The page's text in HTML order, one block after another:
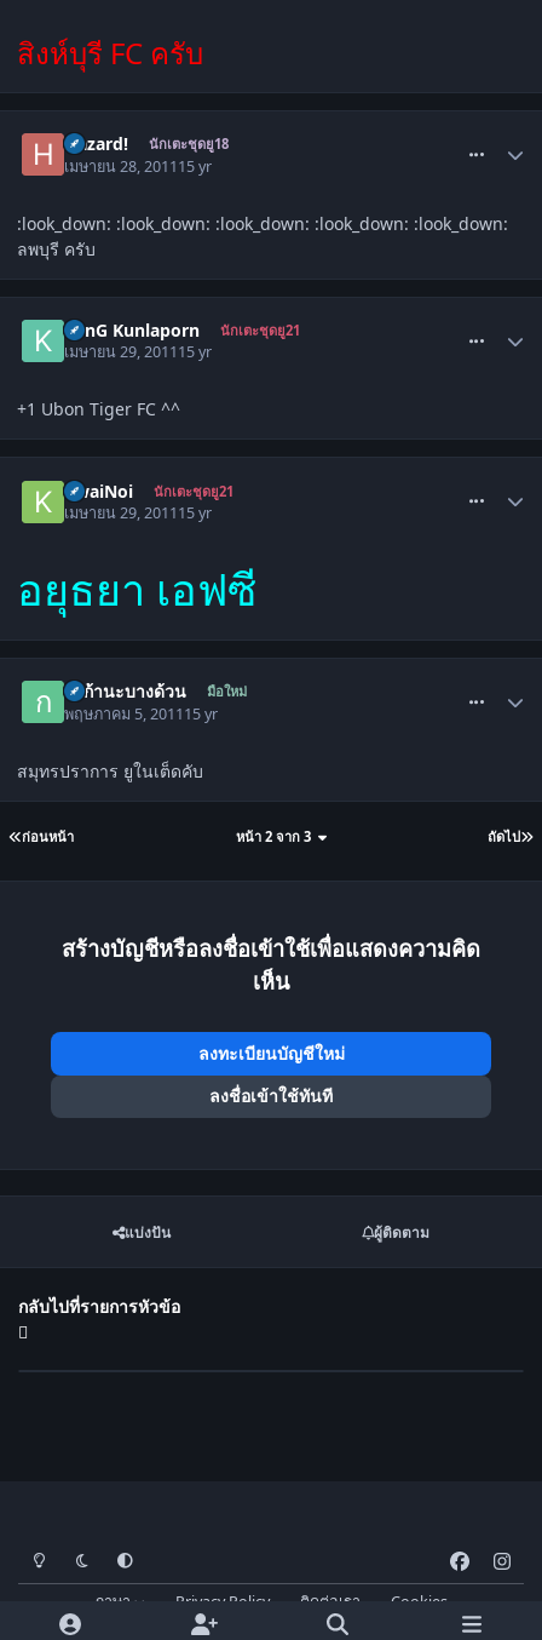
สิงห์บุรี FC ครับ
Hazard! นักเตะชุดยู18
เมษายน 28, 201115 yr
:look_down: :look_down: :look_down: :look_down: :look_down:
ลพบุรี ครับ
KenG Kunlaporn นักเตะชุดยู21
เมษายน 29, 201115 yr
+1 Ubon Tiger FC ^^
KwaiNoi นักเตะชุดยู21
เมษายน 29, 201115 yr
อยุธยา เอฟซี
กาก้านะบางด้วน มือใหม่
พฤษภาคม 5, 201115 yr
สมุทรปราการ ยูในเต็ดคับ
ก่อนหน้า ถัดไป
หน้า 2 จาก 3
สร้างบัญชีหรือลงชื่อเข้าใช้เพื่อแสดงความคิด
เห็น
ลงทะเบียนบัญชีใหม่
ลงชื่อเข้าใช้ทันที
แบ่งปัน ผู้ติดตาม
กลับไปที่รายการหัวข้อ
โหมดสว่างโหมดมืด การตั้งค่าระบบ
a
n
s
ภาษา Privacy Policy ติดต่อเรา
Cookies
FM-Thai.comPowered by Invision Community